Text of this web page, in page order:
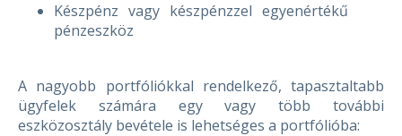
Készpénz vagy készpénzzel egyenértékű
pénzeszköz
A nagyobb portfóliókkal rendelkező, tapasztaltabb
ügyfelek számára egy vagy több további
eszközosztály bevétele is lehetséges a portfólióba: